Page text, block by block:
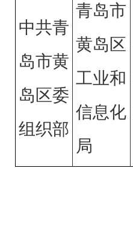
中共青
岛市黄
岛区委
组织部
青岛市
黄岛区
工业和
信息化
局